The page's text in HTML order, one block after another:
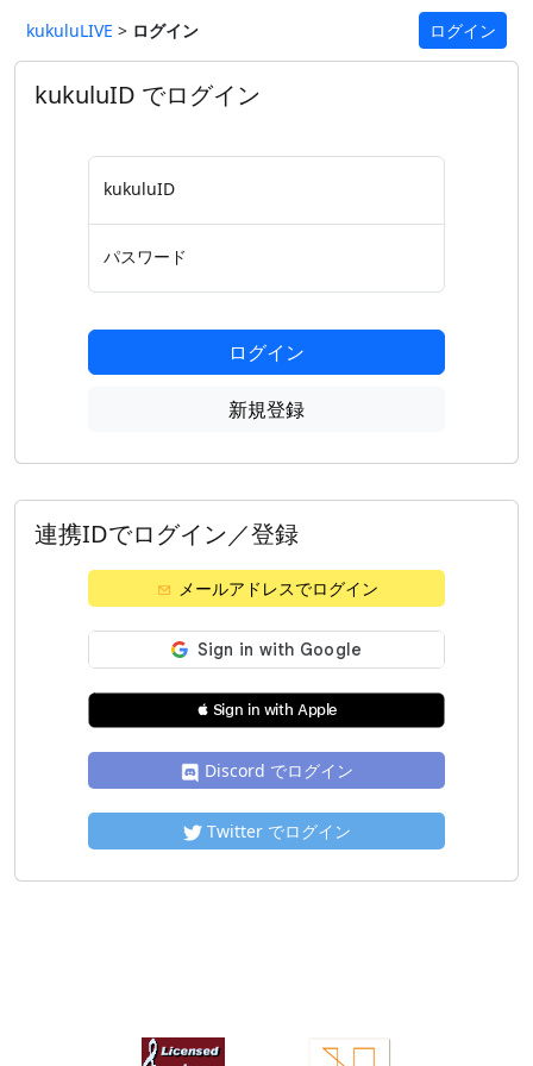
kukuluLIVE > ログイン ログイン
kukuluID でログイン
kukuluID
パスワード
ログイン
新規登録
連携IDでログイン／登録
メールアドレスでログイン
 Sign in with Apple
Discord でログイン
Twitter でログイン